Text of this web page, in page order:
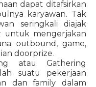
dapat ditafsirkan
karyawan. Tak
seringkali diajak
untuk mengerjakan
outbound, game,
doorprize.
atau Gathering
suatu pekerjaan
dan family dalam